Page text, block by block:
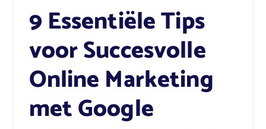
9 Essentiële Tips
voor Succesvolle
Online Marketing
met Google